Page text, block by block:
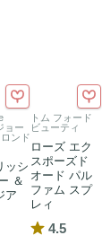
ョー
ンド
ッシ
＆
ア
トム フォード
ビューティ
ローズ エク
スポーズド
オード パル
ファム スプ
レィ
4.5